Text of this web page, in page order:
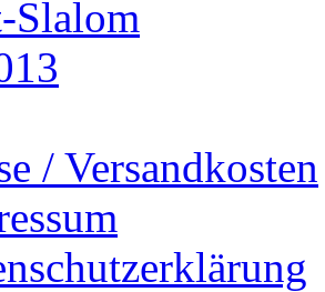
Slalom
/ Versandkosten